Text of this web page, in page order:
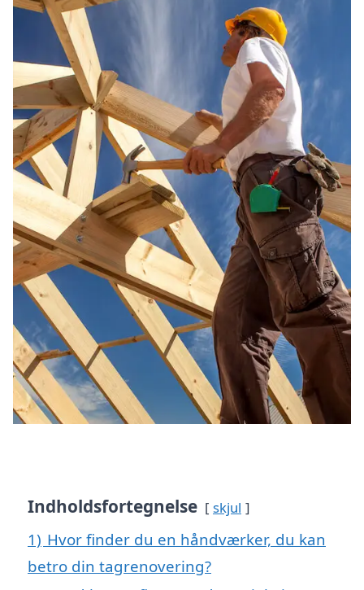
Indholdsfortegnelse skjul
1) Hvor finder du en håndværker, du kan
betro din tagrenovering?